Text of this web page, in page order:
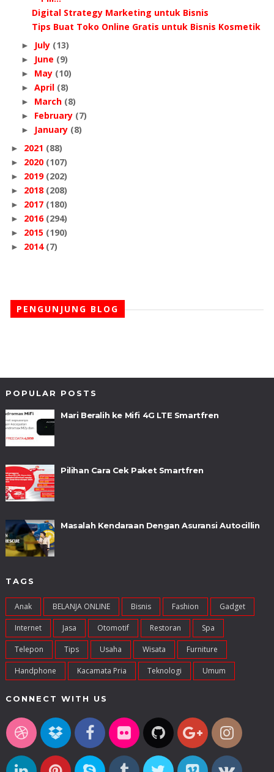
Digital Strategy Marketing untuk Bisnis
Tips Buat Toko Online Gratis untuk Bisnis Kosmetik
► July (13)
► June (9)
► May (10)
► April (8)
► March (8)
► February (7)
► January (8)
► 2021 (88)
► 2020 (107)
► 2019 (202)
► 2018 (208)
► 2017 (180)
► 2016 (294)
► 2015 (190)
► 2014 (7)
PENGUNJUNG BLOG
POPULAR POSTS
Mari Beralih ke Mifi 4G LTE Smartfren
Pilihan Cara Cek Paket Smartfren
Masalah Kendaraan Dengan Asuransi Autocillin
TAGS
Anak BELANJA ONLINE Bisnis Fashion Gadget
Internet Jasa Otomotif Restoran Spa
Telepon Tips Usaha Wisata Furniture
Handphone Kacamata Pria Teknologi Umum
CONNECT WITH US